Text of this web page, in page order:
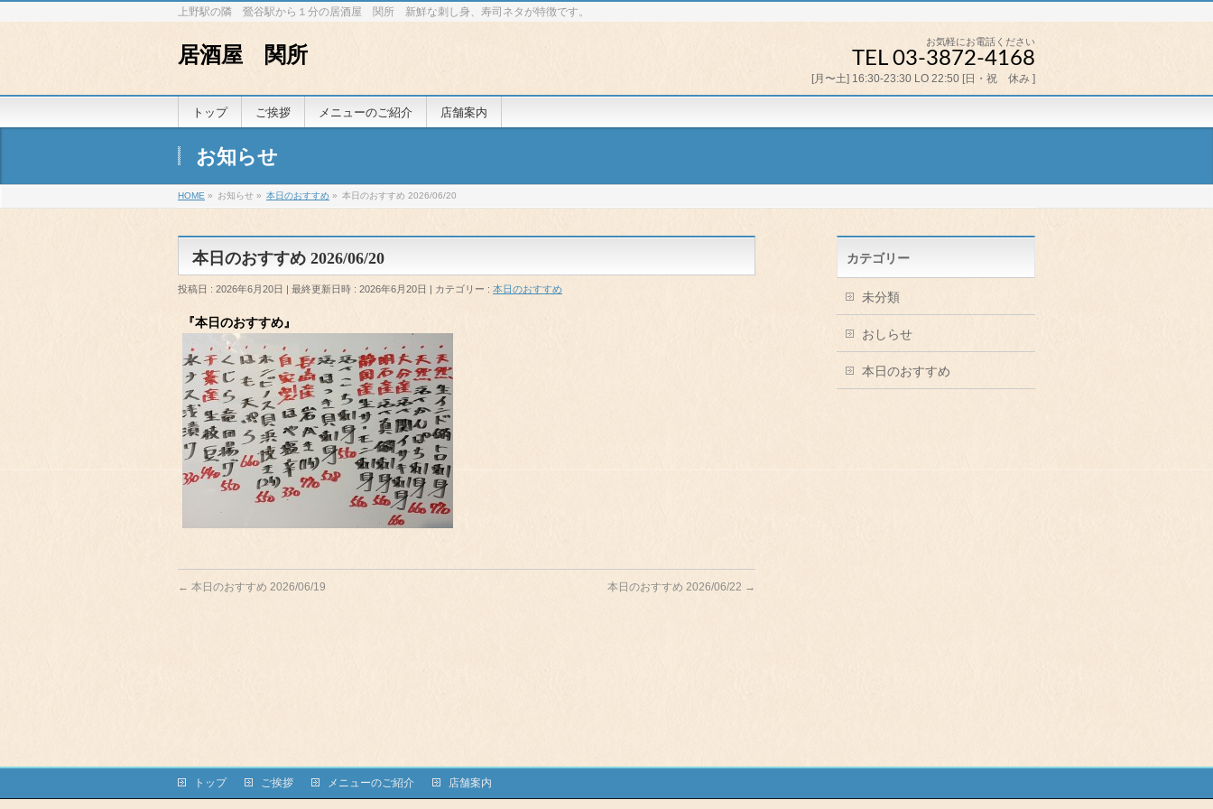
上野駅の隣 鶯谷駅から１分の居酒屋 関所 新鮮な刺し身、寿司ネタが特徴です。
居酒屋 関所
お気軽にお電話ください
TEL 03-3872-4168
[月〜土] 16:30-23:30 LO 22:50 [日・祝 休み ]
トップ ご挨拶 メニューのご紹介 店舗案内
お知らせ
HOME » お知らせ » 本日のおすすめ » 本日のおすすめ 2026/06/20
本日のおすすめ 2026/06/20
投稿日 : 2026年6月20日 最終更新日時 : 2026年6月20日 カテゴリー : 本日のおすすめ
『本日のおすすめ』
← 本日のおすすめ 2026/06/19 本日のおすすめ 2026/06/22 →
カテゴリー
未分類
おしらせ
本日のおすすめ
トップ ご挨拶 メニューのご紹介 店舗案内